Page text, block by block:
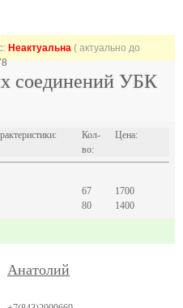
Неактуальна ( актуально до
соединений УБК
Кол-
во:
Цена:
67
1700
80 1400
Анатолий